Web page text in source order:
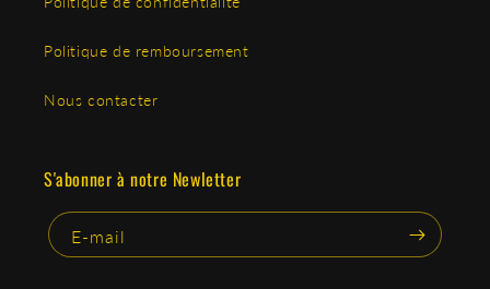
Politique de remboursement
Nous contacter
S'abonner à notre Newletter
E-mail